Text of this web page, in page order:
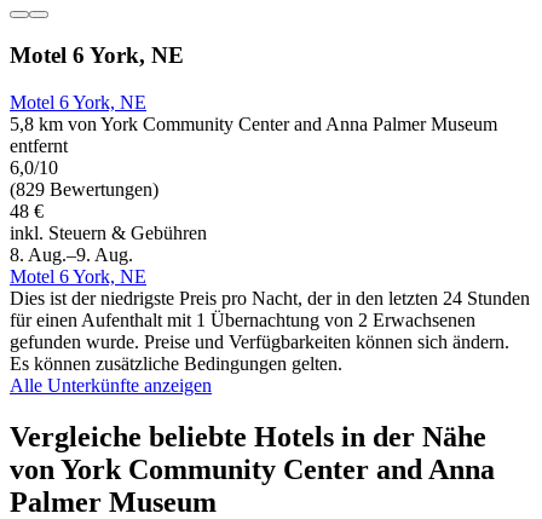
Motel 6 York, NE
Motel 6 York, NE
5,8 km von York Community Center and Anna Palmer Museum
entfernt
6,0/10
(829 Bewertungen)
48 €
inkl. Steuern & Gebühren
8. Aug.–9. Aug.
Motel 6 York, NE
Dies ist der niedrigste Preis pro Nacht, der in den letzten 24 Stunden
für einen Aufenthalt mit 1 Übernachtung von 2 Erwachsenen
gefunden wurde. Preise und Verfügbarkeiten können sich ändern.
Es können zusätzliche Bedingungen gelten.
Alle Unterkünfte anzeigen
Vergleiche beliebte Hotels in der Nähe
von York Community Center and Anna
Palmer Museum